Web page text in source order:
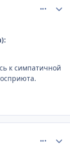
к симпатичной